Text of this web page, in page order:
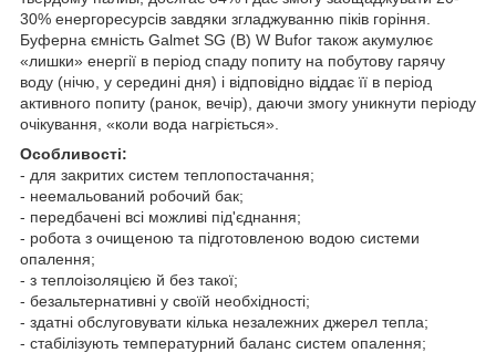
30% енергоресурсів завдяки згладжуванню піків горіння.
Буферна ємність Galmet SG (B) W Bufor також акумулює
«лишки» енергії в період спаду попиту на побутову гарячу
воду (нічю, у середині дня) і відповідно віддає її в період
активного попиту (ранок, вечір), даючи змогу уникнути періоду
очікування, «коли вода нагріється».
Особливості:
- для закритих систем теплопостачання;
- неемальований робочий бак;
- передбачені всі можливі під'єднання;
- робота з очищеною та підготовленою водою системи
опалення;
- з теплоізоляцією й без такої;
- безальтернативні у своїй необхідності;
- здатні обслуговувати кілька незалежних джерел тепла;
- стабілізують температурний баланс систем опалення;